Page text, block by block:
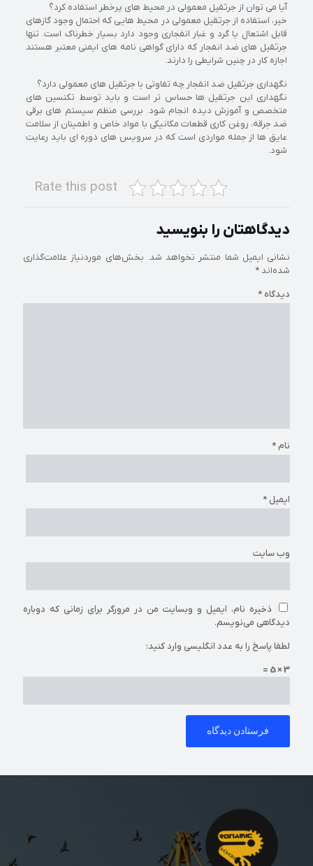
آیا می توان از جرثقیل معمولی در محیط های پرخطر استفاده کرد؟
خیر، استفاده از جرثقیل معمولی در محیط هایی که احتمال وجود گازهای
قابل اشتعال یا گرد و غبار انفجاری وجود دارد بسیار خطرناک است. تنها
جرثقیل های ضد انفجار که دارای گواهی نامه های ایمنی معتبر هستند
اجازه کار در چنین شرایطی را دارند.
نگهداری جرثقیل ضد انفجار چه تفاوتی با جرثقیل های معمولی دارد؟
نگهداری این جرثقیل ها حساس تر است و باید توسط تکنسین های
متخصص و آموزش دیده انجام شود. بررسی منظم سیستم های برقی
ضد جرقه، روغن کاری قطعات مکانیکی با مواد خاص و اطمینان از سلامت
عایق ها از جمله مواردی است که در سرویس های دوره ای باید رعایت
شود.
Rate this post
دیدگاهتان را بنویسید
نشانی ایمیل شما منتشر نخواهد شد. بخش‌های موردنیاز علامت‌گذاری
شده‌اند *
دیدگاه *
نام*
ایمیل*
وب‌ سایت
ذخیره نام، ایمیل و وبسایت من در مرورگر برای زمانی که دوباره
دیدگاهی می‌نویسم.
لطفا پاسخ را به عدد انگلیسی وارد کنید:
3 × 5 =